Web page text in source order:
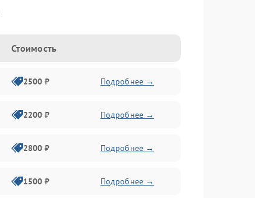
Стоимость
2500 ₽ Подробнее →
2200 ₽ Подробнее →
2800 ₽ Подробнее →
1500 ₽ Подробнее →